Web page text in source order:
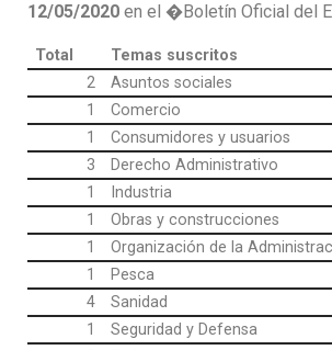
12/05/2020 en el �Boletín Oficial del
Total
Temas suscritos
2
Asuntos sociales
1
Comercio
1
Consumidores y usuarios
3
Derecho Administrativo
1
Industria
1
Obras y construcciones
1
Organización de la
1
Pesca
4
Sanidad
1
Seguridad y Defensa